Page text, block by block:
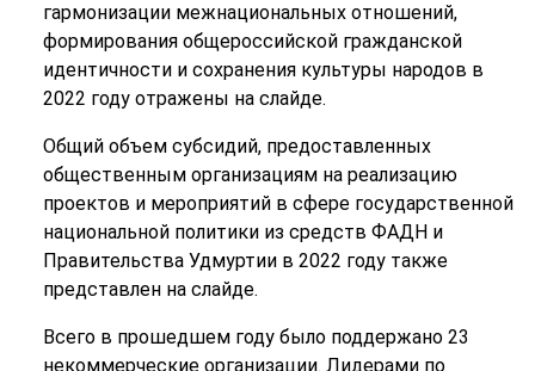
гармонизации межнациональных отношений,
формирования общероссийской гражданской
идентичности и сохранения культуры народов в
2022 году отражены на слайде.
Общий объем субсидий, предоставленных
общественным организациям на реализацию
проектов и мероприятий в сфере государственной
национальной политики из средств ФАДН и
Правительства Удмуртии в 2022 году также
представлен на слайде.
Всего в прошедшем году было поддержано 23
некоммерческие организации. Лидерами по